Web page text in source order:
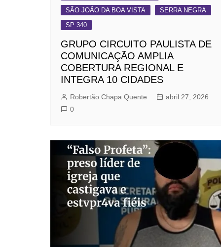
SÃO JOÃO DA BOA VISTA
SERRA NEGRA
SP 340
GRUPO CIRCUITO PAULISTA DE
COMUNICAÇÃO AMPLIA
COBERTURA REGIONAL E
INTEGRA 10 CIDADES
Robertão Chapa Quente
abril 27, 2026
0